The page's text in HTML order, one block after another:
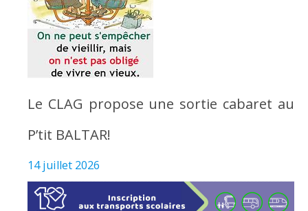
Le CLAG propose une sortie cabaret au
P’tit BALTAR!
14 juillet 2026